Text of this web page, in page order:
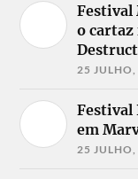
Festival
o cartaz
25
Festival
em
25